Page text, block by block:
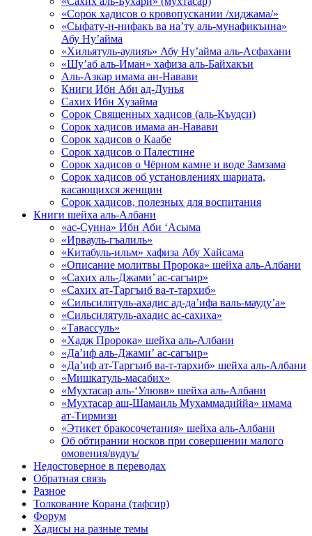
«Сорок хадисов о кровопускании /хиджама/»
«Сыфату-н-нифакъ ва на’ту аль-мунафикъина»
Абу Ну’айма
«Хильятуль-аулияъ» Абу Ну’айма аль-Асфахани
«Шу’аб аль-Иман» хафиза аль-Байхакъи
Аль-Азкар имама ан-Навави
Книги Ибн Аби ад-Дунья
Сахих Ибн Хузайма
Сорок Священных хадисов (аль-Къудси)
Сорок хадисов имама ан-Навави
Сорок хадисов о Каабе
Сорок хадисов о Палестине
Сорок хадисов о Чёрном камне и воде Замзама
Сорок хадисов об установлениях шариата,
касающихся женщин
Сорок хадисов, полезных для воспитания
Книги шейха аль-Албани
«ас-Сунна» Ибн Аби ‘Асыма
«Ирвауль-гъалиль»
«Китабуль-ильм» хафиза Абу Хайсама
«Описание молитвы Пророка» шейха аль-Албани
«Сахих аль-Джами’ ас-сагъир»
«Сахих ат-Таргъиб ва-т-тархиб»
«Сильсилятуль-ахадис ад-да’ифа валь-мауду’а»
«Сильсилятуль-ахадис ас-сахиха»
«Тавассуль»
«Хадж Пророка» шейха аль-Албани
«Да’иф аль-Джами’ ас-сагъир»
«Да’иф ат-Таргъиб ва-т-тархиб» шейха аль-Албани
«Мишкатуль-масабих»
«Мухтасар аль-‘Улювв» шейха аль-Албани
«Мухтасар аш-Шамаиль Мухаммадиййа» имама
ат-Тирмизи
«Этикет бракосочетания» шейха аль-Албани
Об обтирании носков при совершении малого
омовения/вудуъ/
Недостоверное в переводах
Обратная связь
Разное
Толкование Корана (тафсир)
Форум
Хадисы на разные темы